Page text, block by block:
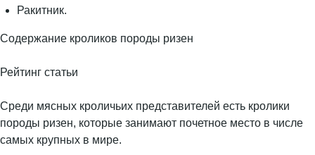
Ракитник.
Содержание кроликов породы ризен
Рейтинг статьи
Среди мясных кроличьих представителей есть кролики
породы ризен, которые занимают почетное место в числе
самых крупных в мире.